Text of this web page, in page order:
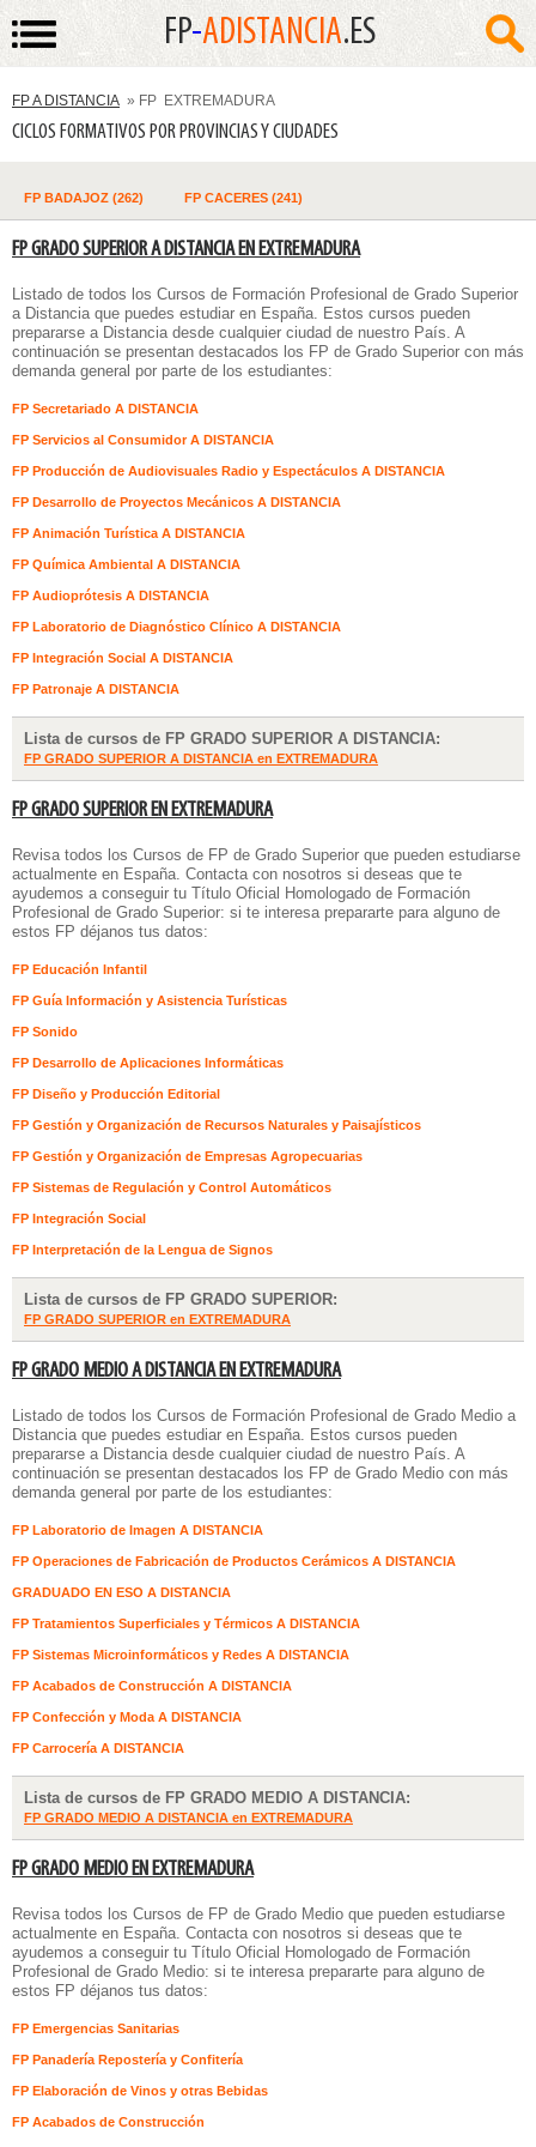
FP-ADISTANCIA.ES
FP A DISTANCIA » FP EXTREMADURA
CICLOS FORMATIVOS POR PROVINCIAS Y CIUDADES
FP BADAJOZ (262) FP CACERES (241)
FP GRADO SUPERIOR A DISTANCIA EN EXTREMADURA
Listado de todos los Cursos de Formación Profesional de Grado Superior
a Distanciaque puedes estudiar en España. Estos cursos pueden
prepararse a Distancia desde cualquier ciudad de nuestro País. A
continuación se presentan destacados los FP de Grado Superior con más
demanda general por parte de los estudiantes:
FP Secretariado A DISTANCIA
FP Servicios al Consumidor A DISTANCIA
FP Producción de Audiovisuales Radio y Espectáculos A DISTANCIA
FP Desarrollo de Proyectos Mecánicos A DISTANCIA
FP Animación Turística A DISTANCIA
FP Química Ambiental A DISTANCIA
FP Audioprótesis A DISTANCIA
FP Laboratorio de Diagnóstico Clínico A DISTANCIA
FP Integración Social A DISTANCIA
FP Patronaje A DISTANCIA
Lista de cursos de FP GRADO SUPERIOR A DISTANCIA:
FP GRADO SUPERIOR A DISTANCIA en EXTREMADURA
FP GRADO SUPERIOR EN EXTREMADURA
Revisa todos los Cursos de FP de Grado Superior que pueden estudiarse
actualmente en España. Contacta con nosotros si deseas que te
ayudemos a conseguir tu Título Oficial Homologado de Formación
Profesional de Grado Superior: si te interesa prepararte para alguno de
estos FP déjanos tus datos:
FP Educación Infantil
FP Guía Información y Asistencia Turísticas
FP Sonido
FP Desarrollo de Aplicaciones Informáticas
FP Diseño y Producción Editorial
FP Gestión y Organización de Recursos Naturales y Paisajísticos
FP Gestión y Organización de Empresas Agropecuarias
FP Sistemas de Regulación y Control Automáticos
FP Integración Social
FP Interpretación de la Lengua de Signos
Lista de cursos de FP GRADO SUPERIOR:
FP GRADO SUPERIOR en EXTREMADURA
FP GRADO MEDIO A DISTANCIA EN EXTREMADURA
Listado de todos los Cursos de Formación Profesional de Grado Medio a
Distanciaque puedes estudiar en España. Estos cursos pueden
prepararse a Distancia desde cualquier ciudad de nuestro País. A
continuación se presentan destacados los FP de Grado Medio con más
demanda general por parte de los estudiantes:
FP Laboratorio de Imagen A DISTANCIA
FP Operaciones de Fabricación de Productos Cerámicos A DISTANCIA
GRADUADO EN ESO A DISTANCIA
FP Tratamientos Superficiales y Térmicos A DISTANCIA
FP Sistemas Microinformáticos y Redes A DISTANCIA
FP Acabados de Construcción A DISTANCIA
FP Confección y Moda A DISTANCIA
FP Carrocería A DISTANCIA
Lista de cursos de FP GRADO MEDIO A DISTANCIA:
FP GRADO MEDIO A DISTANCIA en EXTREMADURA
FP GRADO MEDIO EN EXTREMADURA
Revisa todos los Cursos de FP de Grado Medio que pueden estudiarse
actualmente en España. Contacta con nosotros si deseas que te
ayudemos a conseguir tu Título Oficial Homologado de Formación
Profesional de Grado Medio: si te interesa prepararte para alguno de
estos FP déjanos tus datos:
FP Emergencias Sanitarias
FP Panadería Repostería y Confitería
FP Elaboración de Vinos y otras Bebidas
FP Acabados de Construcción